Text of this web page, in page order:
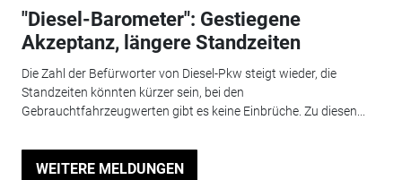
"Diesel-Barometer": Gestiegene
Akzeptanz, längere Standzeiten
Die Zahl der Befürworter von Diesel-Pkw steigt wieder, die
Standzeiten könnten kürzer sein, bei den
Gebrauchtfahrzeugwerten gibt es keine Einbrüche. Zu diesen...
WEITERE MELDUNGEN